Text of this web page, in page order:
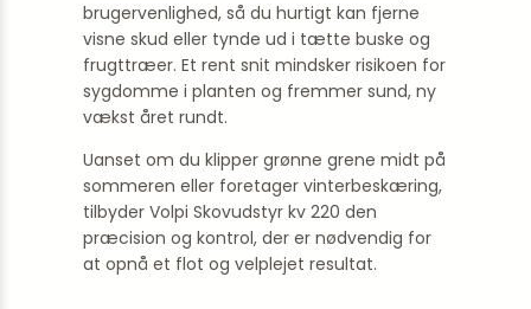
brugervenlighed, så du hurtigt kan fjerne
visne skud eller tynde ud i tætte buske og
frugttræer. Et rent snit mindsker risikoen for
sygdomme i planten og fremmer sund, ny
vækst året rundt.
Uanset om du klipper grønne grene midt på
sommeren eller foretager vinterbeskæring,
tilbyder Volpi Skovudstyr kv 220 den
præcision og kontrol, der er nødvendig for
at opnå et flot og velplejet resultat.